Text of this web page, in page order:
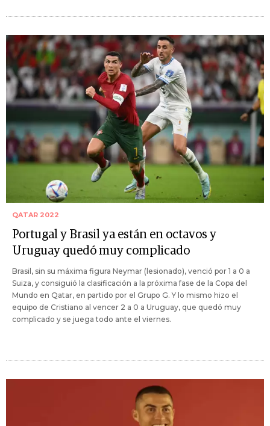
QATAR 2022
Portugal y Brasil ya están en octavos y
Uruguay quedó muy complicado
Brasil, sin su máxima figura Neymar (lesionado), venció por 1 a 0 a
Suiza, y consiguió la clasificación a la próxima fase de la Copa del
Mundo en Qatar, en partido por el Grupo G. Y lo mismo hizo el
equipo de Cristiano al vencer 2 a 0 a Uruguay, que quedó muy
complicado y se juega todo ante el viernes.